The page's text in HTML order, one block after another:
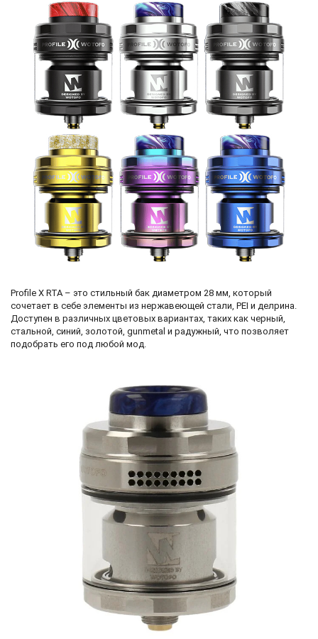
Profile X RTA – это стильный бак диаметром 28 мм, который
сочетает в себе элементы из нержавеющей стали, PEI и делрина.
Доступен в различных цветовых вариантах, таких как черный,
стальной, синий, золотой, gunmetal и радужный, что позволяет
подобрать его под любой мод.